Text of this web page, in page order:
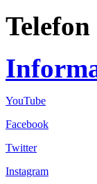
YouTube
Facebook
Twitter
Instagram